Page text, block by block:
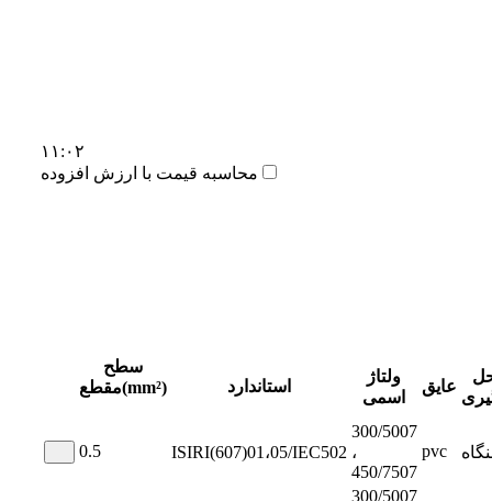
۱۱:۰۲
محاسبه قیمت با ارزش افزوده
سطح
مقطع(mm²)
استاندارد
ولتاژ
اسمی
عایق
0.5 ISIRI(607)01،05/IEC502
300/5007
،
450/7507
pvc
300/5007